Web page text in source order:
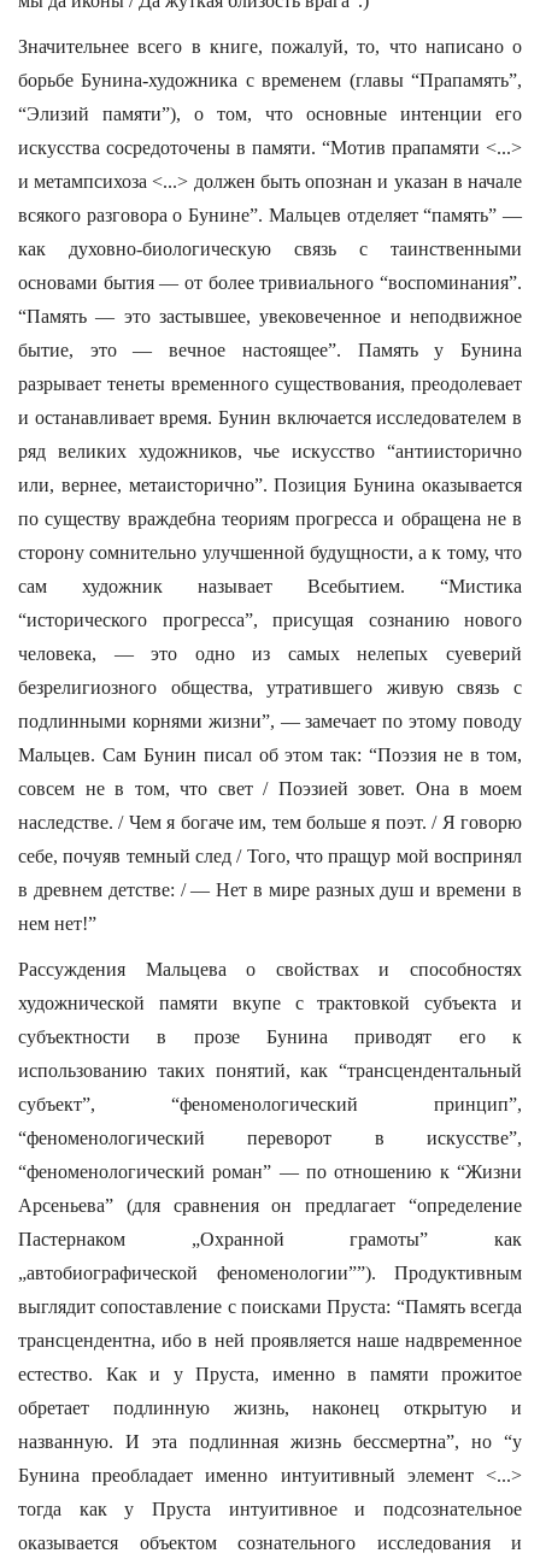
Значительнее всего в книге, пожалуй, то, что написано о
борьбе Бунина-художника с временем (главы “Прапамять”,
“Элизий памяти”), о том, что основные интенции его
искусства сосредоточены в памяти. “Мотив прапамяти <...>
и метампсихоза <...> должен быть опознан и указан в начале
всякого разговора о Бунине”. Мальцев отделяет “память” —
как духовно-биологическую связь с таинственными
основами бытия — от более тривиального “воспоминания”.
“Память — это застывшее, увековеченное и неподвижное
бытие, это — вечное настоящее”. Память у Бунина
разрывает тенеты временного существования, преодолевает
и останавливает время. Бунин включается исследователем в
ряд великих художников, чье искусство “антиисторично
или, вернее, метаисторично”. Позиция Бунина оказывается
по существу враждебна теориям прогресса и обращена не в
сторону сомнительно улучшенной будущности, а к тому, что
сам художник называет Всебытием. “Мистика
“исторического прогресса”, присущая сознанию нового
человека, — это одно из самых нелепых суеверий
безрелигиозного общества, утратившего живую связь с
подлинными корнями жизни”, — замечает по этому поводу
Мальцев. Сам Бунин писал об этом так: “Поэзия не в том,
совсем не в том, что свет / Поэзией зовет. Она в моем
наследстве. / Чем я богаче им, тем больше я поэт. / Я говорю
себе, почуяв темный след / Того, что пращур мой воспринял
в древнем детстве: / — Нет в мире разных душ и времени в
нем нет!”
Рассуждения Мальцева о свойствах и способностях
художнической памяти вкупе с трактовкой субъекта и
субъектности в прозе Бунина приводят его к
использованию таких понятий, как “трансцендентальный
субъект”, “феноменологический принцип”,
“феноменологический переворот в искусстве”,
“феноменологический роман” — по отношению к “Жизни
Арсеньева” (для сравнения он предлагает “определение
Пастернаком „Охранной грамоты” как
„автобиографической феноменологии””). Продуктивным
выглядит сопоставление с поисками Пруста: “Память всегда
трансцендентна, ибо в ней проявляется наше надвременное
естество. Как и у Пруста, именно в памяти прожитое
обретает подлинную жизнь, наконец открытую и
названную. И эта подлинная жизнь бессмертна”, но “у
Бунина преобладает именно интуитивный элемент <...>
тогда как у Пруста интуитивное и подсознательное
оказывается объектом сознательного исследования и